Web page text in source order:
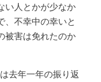
い人とかが少なか
、不幸中の幸いと
被害は免れたのか
去年一年の振り返